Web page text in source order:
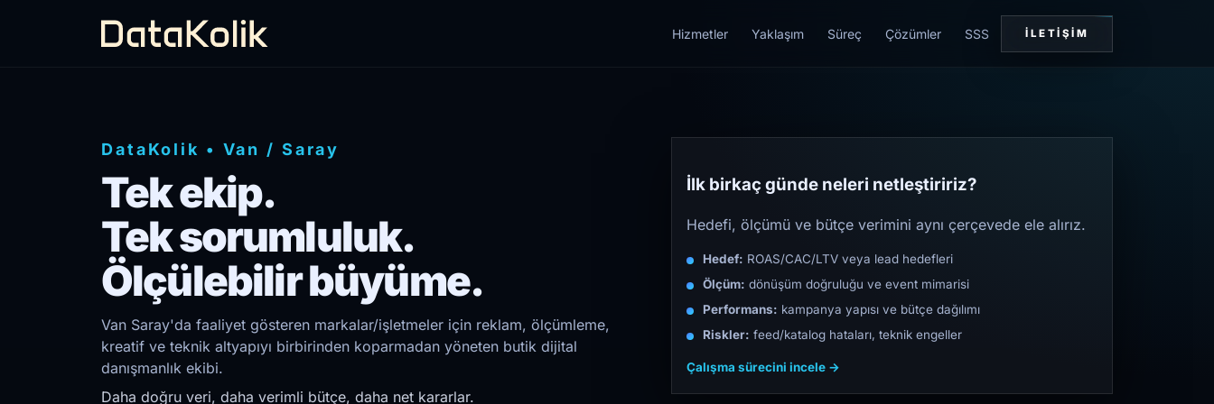
Hizmetler Yaklaşım Süreç Çözümler SSS İLETIŞIM
DataKolik • Van / Saray
Tek ekip.
Tek sorumluluk.
Ölçülebilir büyüme.
Van Saray'da faaliyet gösteren markalar/işletmeler için reklam, ölçümleme,
kreatif ve teknik altyapıyı birbirinden koparmadan yöneten butik dijital
danışmanlık ekibi.
Daha doğru veri, daha verimli bütçe, daha net kararlar.
İlk birkaç günde neleri netleştiririz?
Hedefi, ölçümü ve bütçe verimini aynı çerçevede ele alırız.
Hedef: ROAS/CAC/LTV veya lead hedefleri
Ölçüm: dönüşüm doğruluğu ve event mimarisi
Performans: kampanya yapısı ve bütçe dağılımı
Riskler: feed/katalog hataları, teknik engeller
Çalışma sürecini incele →